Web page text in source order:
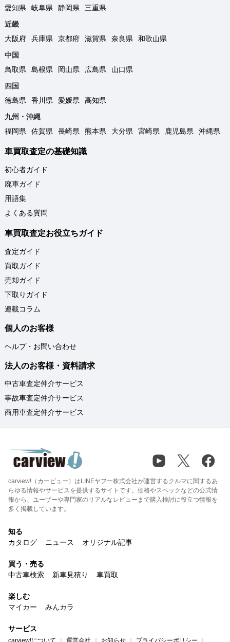
愛知県
岐阜県 静岡県
三重県
近畿
大阪府
兵庫県 京都府 滋賀県 奈良県
和歌山県
中国
鳥取県
島根県 岡山県 広島県
山口県
四国
徳島県
香川県 愛媛県
高知県
九州・沖縄
福岡県
佐賀県 長崎県 熊本県 大分県 宮崎県 鹿児島県 沖縄県
車買取査定の基礎知識
初心者ガイド
廃車ガイド
用語集
よくある質問
車買取査定お役立ちガイド
査定ガイド
買取ガイド
売却ガイド
下取りガイド
連載コラム
個人のお客様
ヘルプ・お問い合わせ
法人のお客様・資料請求
中古車査定仲介サービス
事故車査定仲介サービス
商用車査定仲介サービス
carview!（カービュー）はLINEヤフー株式会社が運営するクルマに関するあ
らゆる情報やサービスを提供するサイトです。価格やスペックなどの公式情
報から、ユーザーや専門家のリアルなレビューまで購入検討に役立つ情報を
多く掲載しています。
知る
カタログ
ニュース オリジナル記事
買う・売る
中古車検索
新車見積り 車買取
楽しむ
マイカー
みんカラ
サービス
carview!について 運営会社 お知らせ プライバシーポリシー